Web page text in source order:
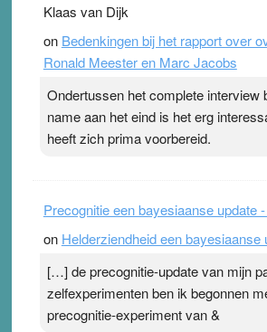
topsporters. Ze hopen ermee hun
terwijl ze meer zuurstof opnemen.
pleister geen effect. Maar het gevoel
Pleisterplakkers in de topspsort ›[...]
Klaas van Dijk
on Bedenkingen bij het rapport over
Ronald Meester en Marc Jacobs
Ondertussen het complete interview
name aan het eind is het erg
heeft zich prima voorbereid.
Precognitie een bayesiaanse update
on Helderziendheid een bayesiaanse
[…] de precognitie-update van mijn
zelfexperimenten ben ik begonnen
precognitie-experiment van &